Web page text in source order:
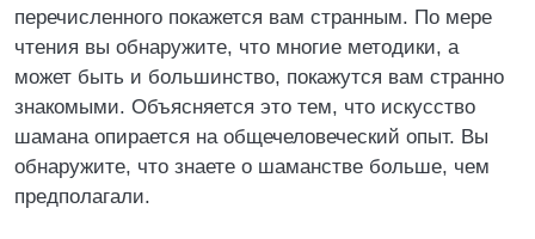
перечисленного покажется вам странным. По мере
чтения вы обнаружите, что многие методики, а
может быть и большинство, покажутся вам странно
знакомыми. Объясняется это тем, что искусство
шамана опирается на общечеловеческий опыт. Вы
обнаружите, что знаете о шаманстве больше, чем
предполагали.